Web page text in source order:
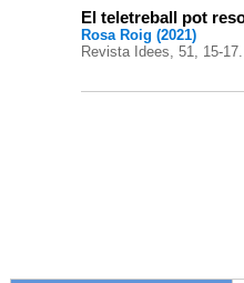
El teletreball pot
Rosa Roig (2021)
Revista Idees, 51, 15-17.